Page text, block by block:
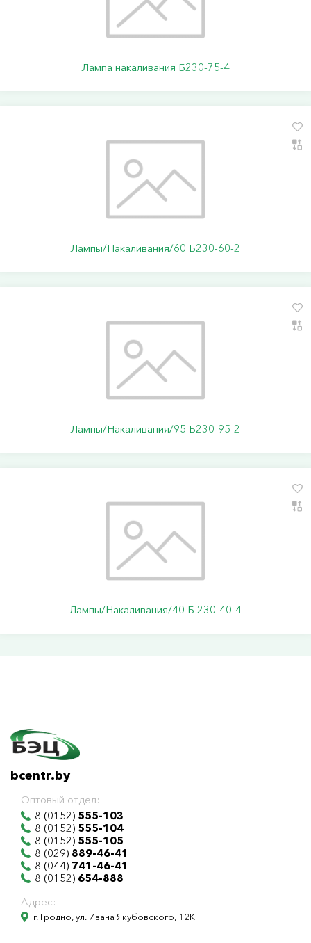
Лампа накаливания Б230-75-4
Лампы/Накаливания/60 Б230-60-2
Лампы/Накаливания/95 Б230-95-2
Лампы/Накаливания/40 Б 230-40-4
bcentr.by
Оптовый отдел:
8 (0152) 555-103
8 (0152) 555-104
8 (0152) 555-105
8 (029) 889-46-41
8 (044) 741-46-41
8 (0152) 654-888
Адрес:
г. Гродно, ул. Ивана Якубовского, 12К